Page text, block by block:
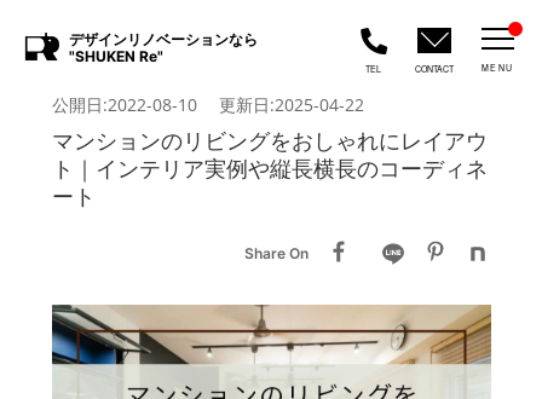
デザインリノベーションなら
"SHUKEN Re"
TEL CONTACT MENU
公開日:2022-08-10 更新日:2025-04-22
マンションのリビングをおしゃれにレイアウ
ト｜インテリア実例や縦長横長のコーディネ
ート
Share On